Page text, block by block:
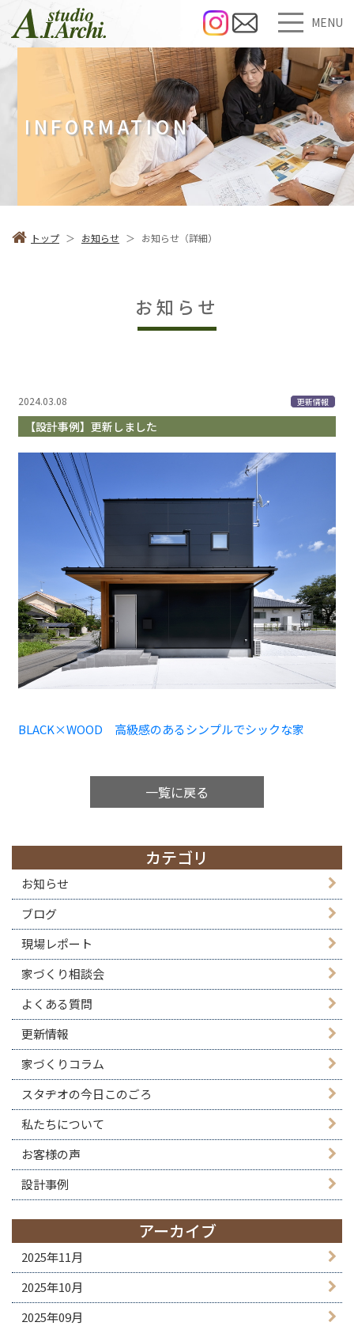
MENU
INFORMATION
トップ ＞ お知らせ ＞ お知らせ（詳細）
お知らせ
カテゴリ
お知らせ
ブログ
現場レポート
家づくり相談会
よくある質問
更新情報
家づくりコラム
スタヂオの今日このごろ
私たちについて
お客様の声
設計事例
アーカイブ
2025年11月
2025年10月
2025年09月
2024.03.08 更新情報
【設計事例】更新しました
BLACK×WOOD 高級感のあるシンプルでシックな家
一覧に戻る